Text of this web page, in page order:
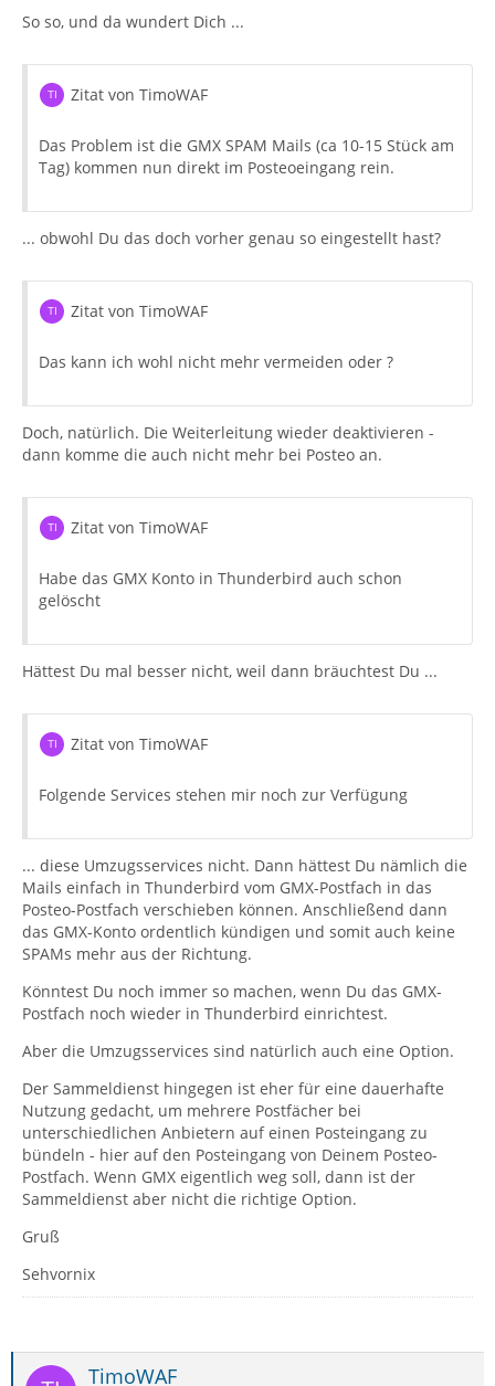
So so, und da wundert Dich ...
Zitat von TimoWAF
Das Problem ist die GMX SPAM Mails (ca 10-15 Stück am
Tag) kommen nun direkt im Posteoeingang rein.
... obwohl Du das doch vorher genau so eingestellt hast?
Zitat von TimoWAF
Das kann ich wohl nicht mehr vermeiden oder ?
Doch, natürlich. Die Weiterleitung wieder deaktivieren -
dann komme die auch nicht mehr bei Posteo an.
Zitat von TimoWAF
Habe das GMX Konto in Thunderbird auch schon
gelöscht
Hättest Du mal besser nicht, weil dann bräuchtest Du ...
Zitat von TimoWAF
Folgende Services stehen mir noch zur Verfügung
... diese Umzugsservices nicht. Dann hättest Du nämlich die
Mails einfach in Thunderbird vom GMX-Postfach in das
Posteo-Postfach verschieben können. Anschließend dann
das GMX-Konto ordentlich kündigen und somit auch keine
SPAMs mehr aus der Richtung.
Könntest Du noch immer so machen, wenn Du das GMX-
Postfach noch wieder in Thunderbird einrichtest.
Aber die Umzugsservices sind natürlich auch eine Option.
Der Sammeldienst hingegen ist eher für eine dauerhafte
Nutzung gedacht, um mehrere Postfächer bei
unterschiedlichen Anbietern auf einen Posteingang zu
bündeln - hier auf den Posteingang von Deinem Posteo-
Postfach. Wenn GMX eigentlich weg soll, dann ist der
Sammeldienst aber nicht die richtige Option.
Gruß
Sehvornix
TimoWAF